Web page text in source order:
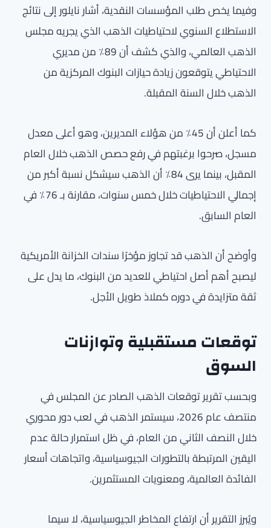
وفيما يخص طلب المؤسسات النقدية، أشار نايلور إلى نتائج
الاستطلاع السنوي لاحتياطيات الذهب الذي يجريه مجلس
الذهب العالمي، والذي كشف أن 89٪ من مديري
الاحتياطي يتوقعون زيادة حيازات البنوك المركزية من
الذهب خلال السنة المقبلة.
كما أعلن أن 45٪ من هؤلاء المديرين، وهو أعلى معدل
مسجل، صرحوا برغبتهم في رفع حصص الذهب خلال العام
المقبل، بينما يرى 84٪ أن الذهب سيشكل نسبة أكبر من
إجمالي الاحتياطيات خلال خمس سنوات، مقارنة بـ 76٪ في
العام السابق.
وأوضح أن الذهب قد تجاوز مؤخرًا سندات الخزانة الأمريكية
ليصبح أهم أصل احتياطي للعديد من البنوك، ما يدل على
ثقة متزايدة في دوره كملاذ طويل الأجل.
توقعات مستقبلية وتوازنات
السوق
وبحسب تقرير توقعات الذهب الصادر عن المجلس في
منتصف عام 2026، سيستمر الذهب في لعب دور محوري
خلال النصف الثاني من العام، في ظل استمرار حالة عدم
اليقين المرتبطة بالتطورات الجيوسياسية، واتجاهات أسعار
الفائدة العالمية، ومعنويات المستثمرين.
ويُبرز التقرير أن ارتفاع المخاطر الجيوسياسية، لا سيما